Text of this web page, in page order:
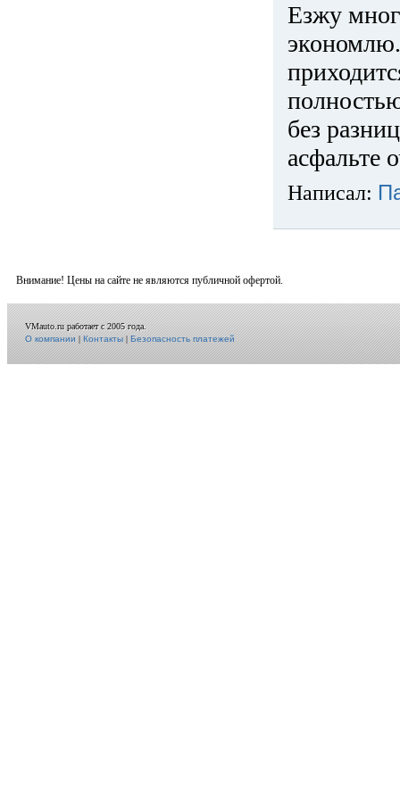
Езжу
без
асфальте
Написал:
Внимание! Цены на сайте не являются публичной офертой.
VMauto.ru работает с 2005 года.
О компании|Контакты|Безопасность платежей